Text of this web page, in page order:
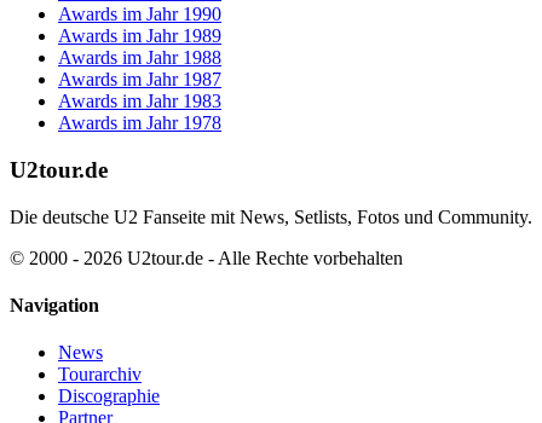
Awards im Jahr 1990
Awards im Jahr 1989
Awards im Jahr 1988
Awards im Jahr 1987
Awards im Jahr 1983
Awards im Jahr 1978
U2tour.de
Die deutsche U2 Fanseite mit News, Setlists, Fotos und Community.
© 2000 - 2026 U2tour.de - Alle Rechte vorbehalten
Navigation
News
Tourarchiv
Discographie
Partner